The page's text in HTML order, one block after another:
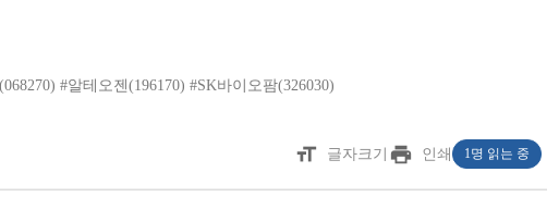
#알테오젠(196170) #SK바이오팜(326030)
format_size 글자크기 print 인쇄 1명 읽는 중